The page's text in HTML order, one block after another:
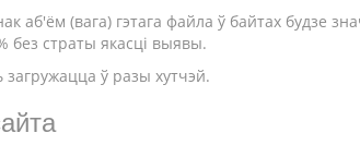
аб'ём (вага) гэтага файла ў байтах будзе
страты якасці выявы.
загружацца ў разы хутчэй.